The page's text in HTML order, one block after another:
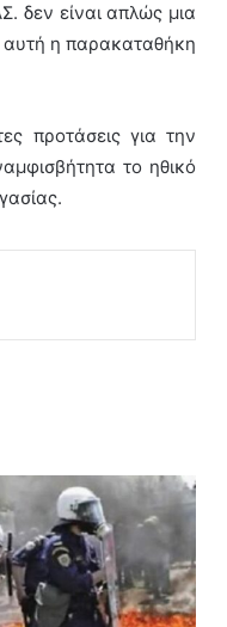
δεν είναι απλώς μια
αυτή η παρακαταθήκη
προτάσεις για την
το ηθικό